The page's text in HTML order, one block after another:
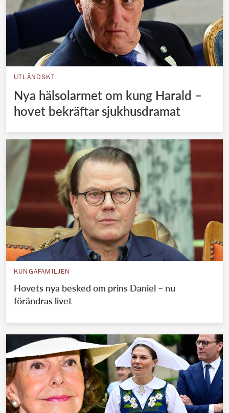
UTLÄNDSKT
Nya hälsolarmet om kung Harald –
hovet bekräftar sjukhusdramat
KUNGAFAMILJEN
Hovets nya besked om prins Daniel – nu
förändras livet